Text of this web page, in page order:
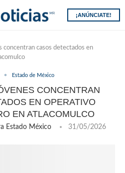
¡ANÚNCIATE!
concentran casos detectados en
Estado de México
CONCENTRAN
EN OPERATIVO
EN ATLACOMULCO
Estado México 31/05/2026